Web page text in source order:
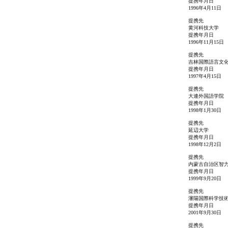
1996年4月11日
提携先
黄河科技大学
提携年月日
1996年11月15日
提携先
吉林国際語言文
提携年月日
1997年4月15日
提携先
大連外国語学院
提携年月日
1998年1月30日
提携先
延辺大学
提携年月日
1998年12月2日
提携先
内蒙古自治区智
提携年月日
1999年9月20日
提携先
瀋陽国際科学技
提携年月日
2001年9月30日
提携先